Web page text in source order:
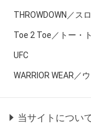
THROWDOWN／ス
Toe 2 Toe／トー・
UFC
WARRIOR WEAR／
当サイトについ